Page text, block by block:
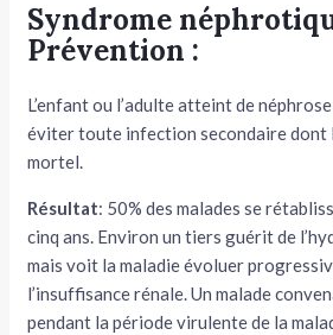
Syndrome
Prévention :
L’enfant ou l’adulte atteint de
éviter toute infection secondaire dont
mortel.
Résultat: 50% des malades se
cinq ans. Environ un tiers guérit de
mais voit la maladie évoluer
l’insuffisance ré­nale. Un malade
pendant la période virulente de la